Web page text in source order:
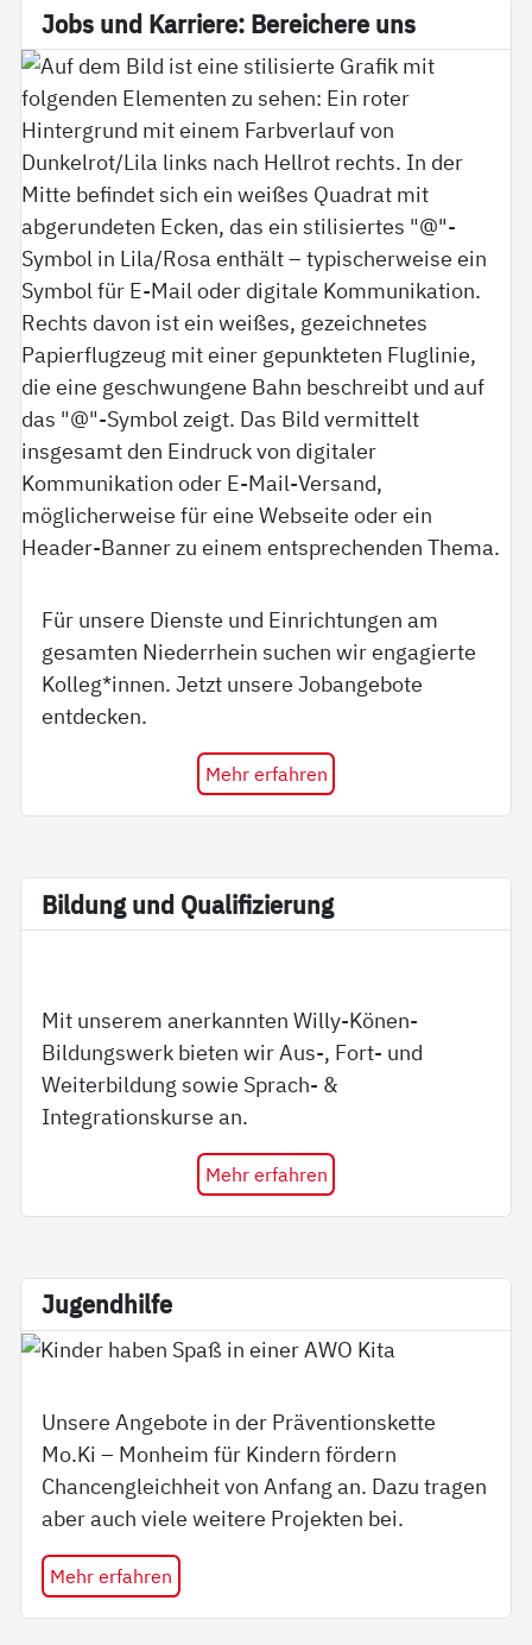
Jobs und Kar­rie­re: Be­rei­che­re uns
Für unsere Dienste und Einrichtungen am
gesamten Niederrhein suchen wir engagierte
Kolleg*innen. Jetzt unsere Jobangebote
entdecken.
Mehr erfahren
Bil­dung und Qua­li­fi­zie­rung
Mit unserem anerkannten Willy-Könen-
Bildungswerk bieten wir Aus-, Fort- und
Weiterbildung sowie Sprach- &
Integrationskurse an.
Mehr erfahren
Ju­gend­hil­fe
Unsere Angebote in der Präventionskette
Mo.Ki – Monheim für Kindern fördern
Chancengleichheit von Anfang an. Dazu tragen
aber auch viele weitere Projekten bei.
Mehr erfahren